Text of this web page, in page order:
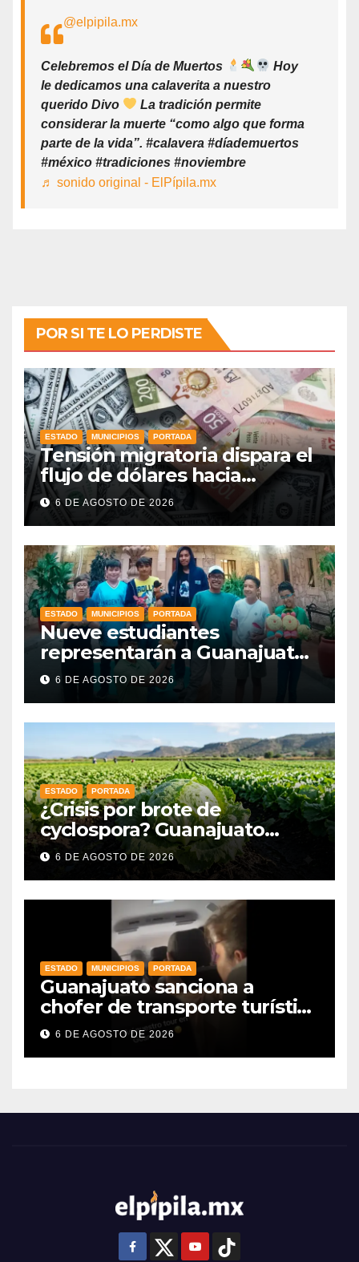
@elpipila.mx
Celebremos el Día de Muertos
Hoy
le dedicamos una calaverita a nuestro
querido Divo
La tradición permite
considerar la muerte “como algo que forma
parte de la vida”. #calavera #díademuertos
#méxico #tradiciones #noviembre
♬ sonido original - ElPípila.mx
POR SI TE LO PERDISTE
ESTADO MUNICIPIOS PORTADA
Tensión migratoria dispara el
flujo de dólares hacia
municipios de Guanajuato
6 DE AGOSTO DE 2026
ESTADO MUNICIPIOS PORTADA
Nueve estudiantes
representarán a Guanajuato
en la Olimpiada Mexicana de
Matemáticas 2026
6 DE AGOSTO DE 2026
ESTADO PORTADA
¿Crisis por brote de
cyclospora? Guanajuato
mantiene intactas sus
exportaciones
6 DE AGOSTO DE 2026
ESTADO MUNICIPIOS PORTADA
Guanajuato sanciona a
chofer de transporte turístico
e intensifica operativos de
vigilancia
6 DE AGOSTO DE 2026